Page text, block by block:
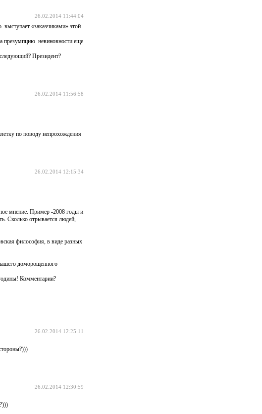
26.02.2014 11:44:04
«заказчиками» этой
презумпцию невиновности еще
Президент?
26.02.2014 11:56:58
по поводу непрохождения
26.02.2014 12:15:34
мнение. Пример -2008 годы и
Сколько отрывается людей,
философия, в виде разных
доморощенного
Комментарии?
26.02.2014 12:25:11
26.02.2014 12:30:59